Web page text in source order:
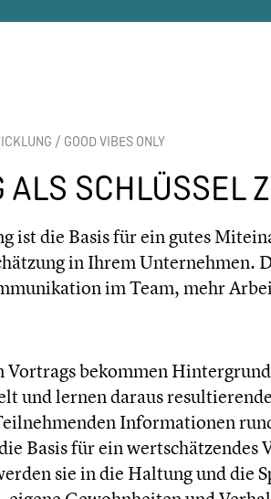
/ GOOD VIBES ONLY
SCHLÜSSEL
ist die Basis für ein gutes
in Ihrem Unternehmen.
im Team, mehr
bekommen
und lernen daraus
Informationen
Basis für ein wertschätzendes
sie in die Haltung und die